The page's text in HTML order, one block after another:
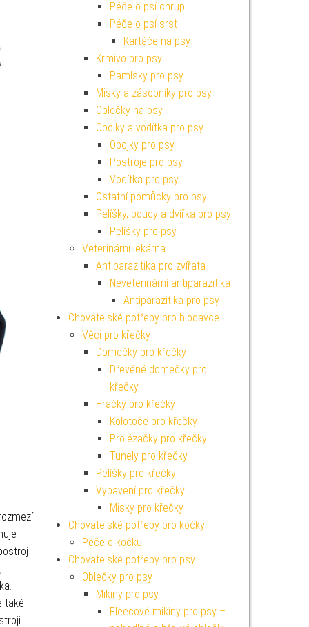
také
Péče o psí chrup
Péče o psí srst
Kartáče na psy
Krmivo pro psy
Pamlsky pro psy
Misky a zásobníky pro psy
Oblečky na psy
Obojky a vodítka pro psy
Obojky pro psy
Postroje pro psy
Vodítka pro psy
Ostatní pomůcky pro psy
Pelíšky, boudy a dvířka pro psy
Pelíšky pro psy
Veterinární lékárna
Antiparazitika pro zvířata
Neveterinární antiparazitika
Antiparazitika pro psy
Chovatelské potřeby pro hlodavce
Věci pro křečky
Domečky pro křečky
Dřevěné domečky pro
křečky
Hračky pro křečky
Kolotoče pro křečky
Prolézačky pro křečky
Tunely pro křečky
Pelíšky pro křečky
Vybavení pro křečky
Misky pro křečky
Chovatelské potřeby pro kočky
Péče o kočku
Chovatelské potřeby pro psy
Oblečky pro psy
Mikiny pro psy
Fleecové mikiny pro psy –